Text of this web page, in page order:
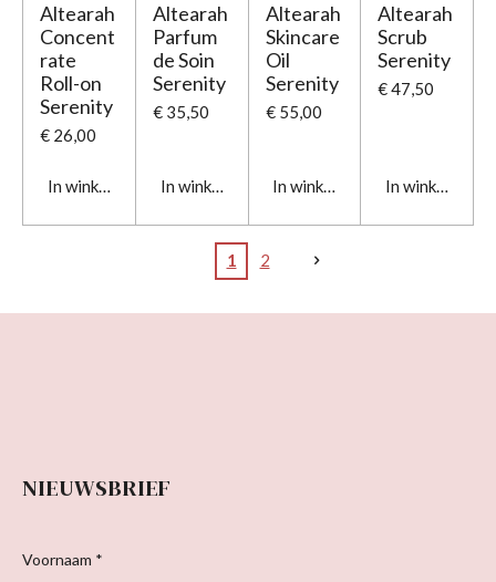
Altearah
Concent
rate
Roll-on
Serenity
€ 26,00
In winkelwagen
Altearah
Parfum
de Soin
Serenity
€ 35,50
In winkelwagen
Altearah
Skincare
Oil
Serenity
€ 55,00
In winkelwagen
Altearah
Scrub
Serenity
€ 47,50
In
1 2
NIEUWSBRIEF
Voornaam *